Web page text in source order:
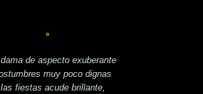
de aspecto exuberante
muy poco dignas
fiestas acude brillante,